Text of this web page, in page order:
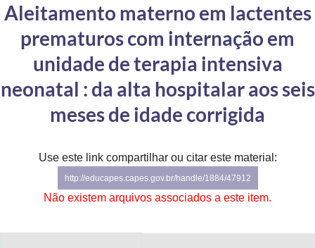
Controladoria-Geral da União
Ministério da Mulher, da Família e dos Direitos Humanos
Secretaria de Governo
Advocacia-Geral da União
Banco Central do Brasil
Planalto
Aleitamento materno em lactentes
prematuros com internação em
unidade de terapia intensiva
neonatal : da alta hospitalar aos seis
meses de idade corrigida
Use este link compartilhar ou citar este material:
http://educapes.capes.gov.br/handle/1884/47912
Não existem arquivos associados a este item.